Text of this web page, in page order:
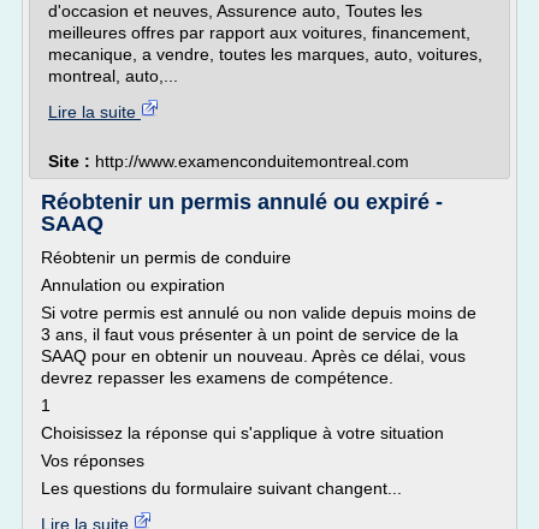
d'occasion et neuves, Assurence auto, Toutes les
meilleures offres par rapport aux voitures, financement,
mecanique, a vendre, toutes les marques, auto, voitures,
montreal, auto,...
Lire la suite
Site : http://www.examenconduitemontreal.com
Réobtenir un permis annulé ou expiré -
SAAQ
Réobtenir un permis de conduire
Annulation ou expiration
Si votre permis est annulé ou non valide depuis moins de
3 ans, il faut vous présenter à un point de service de la
SAAQ pour en obtenir un nouveau. Après ce délai, vous
devrez repasser les examens de compétence.
1
Choisissez la réponse qui s'applique à votre situation
Vos réponses
Les questions du formulaire suivant changent...
Lire la suite